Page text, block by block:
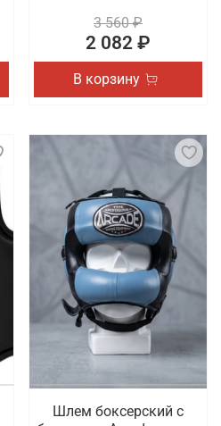
3 560 ₽
2 082 ₽
В корзину
Шлем боксерский с